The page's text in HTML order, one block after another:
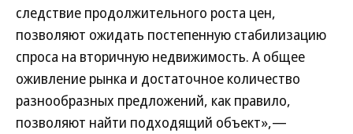
следствие продолжительного роста цен,
позволяют ожидать постепенную стабилизацию
спроса на вторичную недвижимость. А общее
оживление рынка и достаточное количество
разнообразных предложений, как правило,
позволяют найти подходящий объект»,—